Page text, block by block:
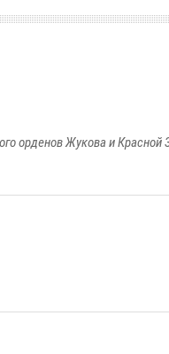
орденов Жукова и